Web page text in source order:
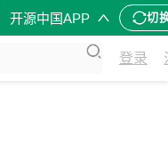
开源中国APP 切
登录